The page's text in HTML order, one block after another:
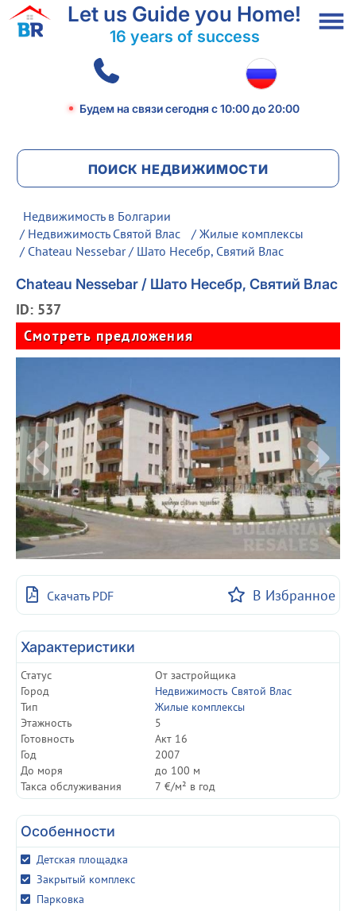
Let us Guide you Home!
16 years of success
Будем на связи сегодня с 10:00 до 20:00
ПОИСК НЕДВИЖИМОСТИ
Недвижимость в Болгарии
/ Недвижимость Святой Влас / Жилые комплексы
/ Chateau Nessebar / Шато Несебр, Святий Влас
Chateau Nessebar / Шато Несебр, Святий Влас
ID: 537
Смотреть предложения
Скачать PDF В Избранное
Характеристики
Статуc
От застройщика
Город
Недвижимость Святой Влас
Тип
Жилые комплексы
Этажность
5
Готовность
Акт 16
Год
2007
До моря
до 100 м
Такса обслуживания
7 €/м² в год
Особенности
Детская площадка
Закрытый комплекс
Парковка